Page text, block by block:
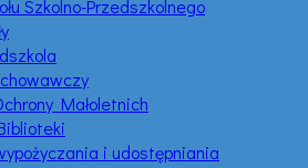
Szkolno-Przedszkolnego
Małoletnich
i udostępniania